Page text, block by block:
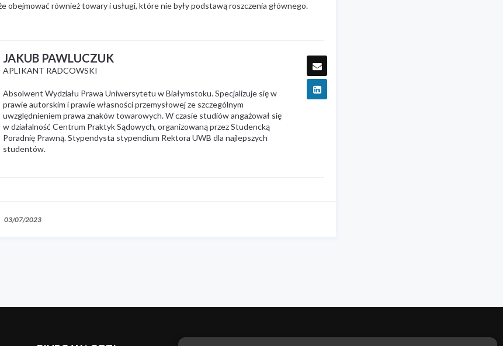
obejmować również towary i usługi, które nie były podstawą roszczenia głównego.
JAKUB PAWLUCZUK
APLIKANT RADCOWSKI
Absolwent Wydziału Prawa Uniwersytetu w Białymstoku. Specjalizuje się w
prawie autorskim i prawie własności przemysłowej ze szczególnym
uwzględnieniem prawa znaków towarowych. W czasie studiów angażował się
w działalność Centrum Praktyk Sądowych, organizowaną przez Studencką
Poradnię Prawną. Stypendysta stypendium Rektora UWB dla najlepszych
studentów.
03/07/2023